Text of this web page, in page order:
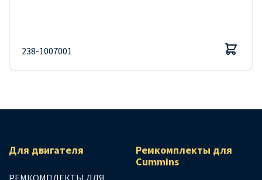
238-1007001
Для двигателя
РЕМКОМПЛЕКТЫ ДЛЯ
Ремкомплекты для
Сummins